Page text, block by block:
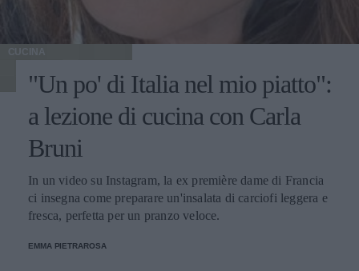
CUCINA
"Un po' di Italia nel mio piatto":
a lezione di cucina con Carla
Bruni
In un video su Instagram, la ex première dame di Francia
ci insegna come preparare un'insalata di carciofi leggera e
fresca, perfetta per un pranzo veloce.
EMMA PIETRAROSA